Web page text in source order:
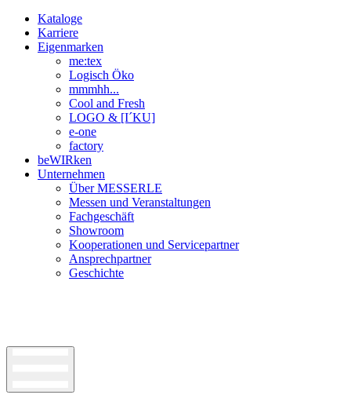
Kataloge
Karriere
Eigenmarken
me:tex
Logisch Öko
mmmhh...
Cool and Fresh
LOGO & [I´KU]
e-one
factory
beWIRken
Unternehmen
Über MESSERLE
Messen und Veranstaltungen
Fachgeschäft
Showroom
Kooperationen und Servicepartner
Ansprechpartner
Geschichte